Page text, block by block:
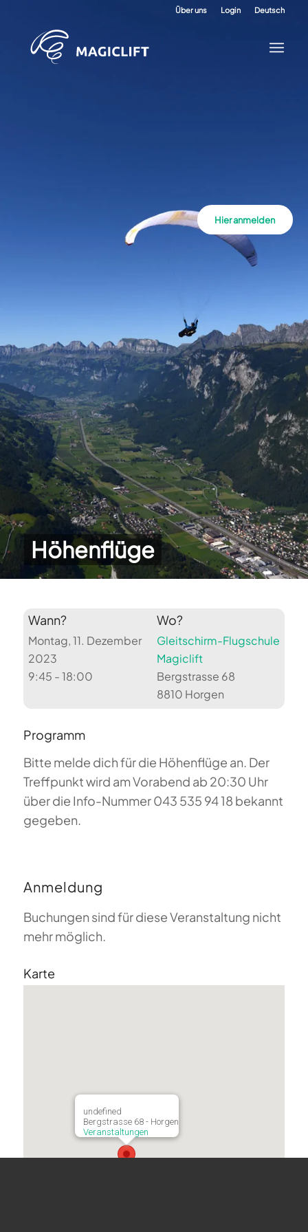
Über uns Login Deutsch
Höhenflüge
Hier anmelden
Wann?
Montag, 11. Dezember
2023
9:45 - 18:00
Wo?
Gleitschirm-Flugschule
Magiclift
Bergstrasse 68
8810 Horgen
Programm
Bitte melde dich für die Höhenflüge an. Der
Treffpunkt wird am Vorabend ab 20:30 Uhr
über die Info-Nummer 043 535 94 18 bekannt
gegeben.
Anmeldung
Buchungen sind für diese Veranstaltung nicht
mehr möglich.
Karte
undefined
Bergstrasse 68 - Horgen
Veranstaltungen